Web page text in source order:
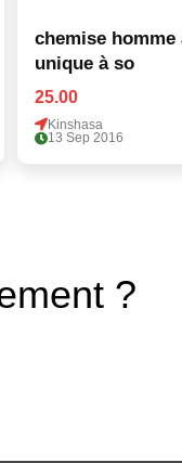
chemise homme
unique à so
25.00
Kinshasa
13 Sep 2016
?